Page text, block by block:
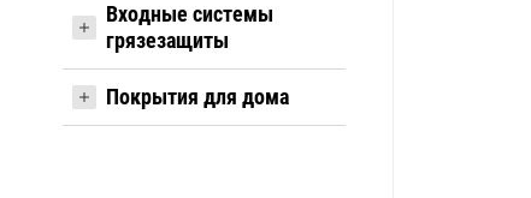
Входные системы
грязезащиты
Покрытия для дома